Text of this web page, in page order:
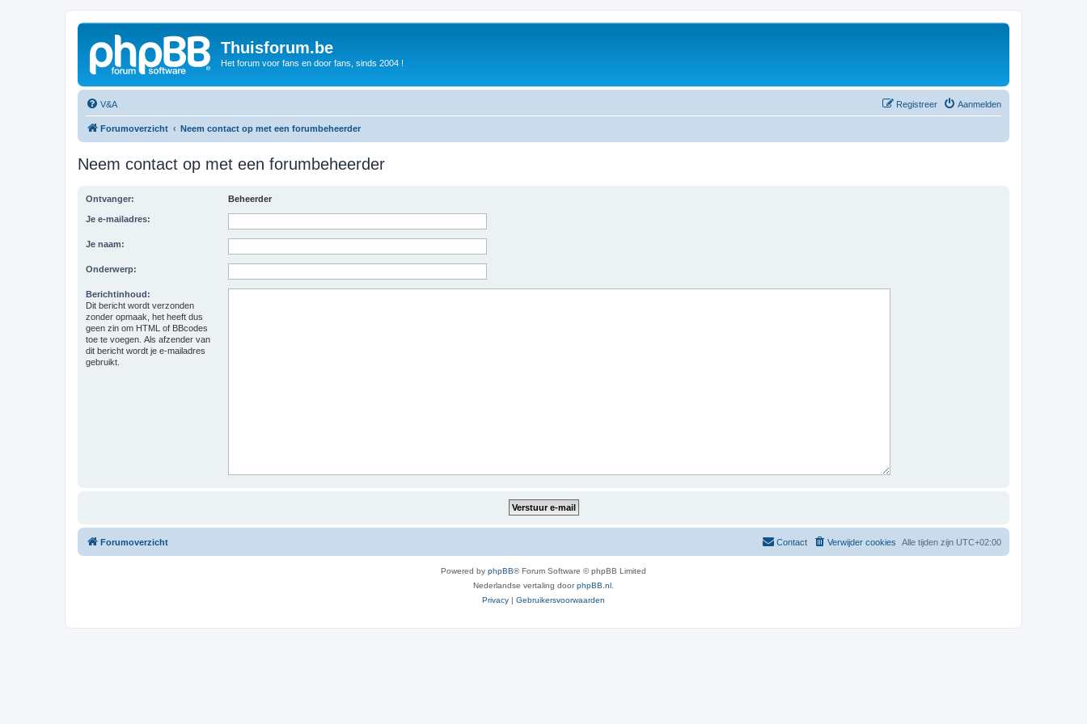
Thuisforum.be
Het forum voor fans en door fans, sinds 2004 !
V&A Aanmelden
Registreer
Forumoverzicht Neem contact op met een forumbeheerder
Neem contact op met een forumbeheerder
Ontvanger: Beheerder
Je e-mailadres:
Je naam:
Onderwerp:
Berichtinhoud:
Dit bericht wordt verzonden
zonder opmaak, het heeft dus
geen zin om HTML of BBcodes
toe te voegen. Als afzender van
dit bericht wordt je e-mailadres
gebruikt.
Forumoverzicht Alle tijden zijn UTC+02:00
Verwijder cookies
Contact
Powered by phpBB® Forum Software © phpBB Limited
Nederlandse vertaling doorphpBB.nl
Privacy | Gebruikersvoorwaarden